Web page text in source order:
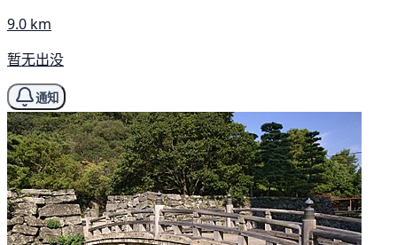
9.0 km
暂无出没
通知